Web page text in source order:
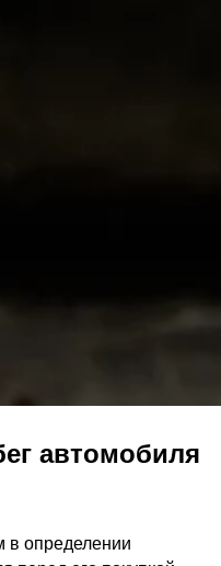
автомобиля
определении